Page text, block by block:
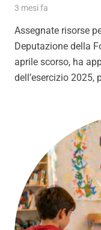
3 mesi fa
Assegnate risorse
Deputazione della
aprile scorso, ha
dell’esercizio 2025,